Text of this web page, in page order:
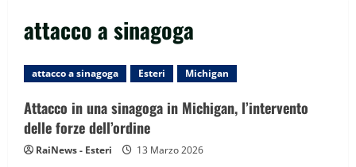
attacco a sinagoga
attacco a sinagoga Esteri Michigan
Attacco in una sinagoga in Michigan, l’intervento
delle forze dell’ordine
RaiNews - Esteri 13 Marzo 2026